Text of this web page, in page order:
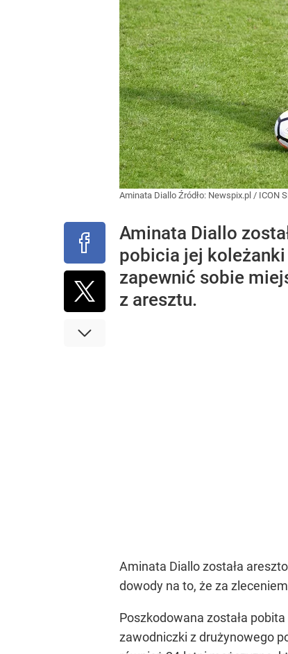
Aminata Diallo Źródło: Newspix.pl / ICON
Aminata Diallo
pobicia jej koleżanki
zapewnić sobie
z aresztu.
Aminata Diallo została
dowody na to, że za
Poszkodowana została
zawodniczki z drużynowego